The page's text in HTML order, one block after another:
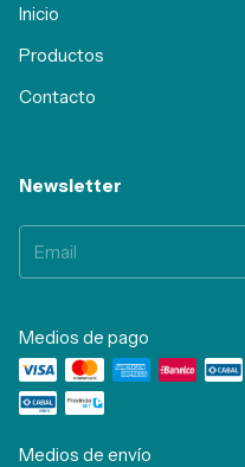
Inicio
Productos
Contacto
Newsletter
Medios de pago
Medios de envío